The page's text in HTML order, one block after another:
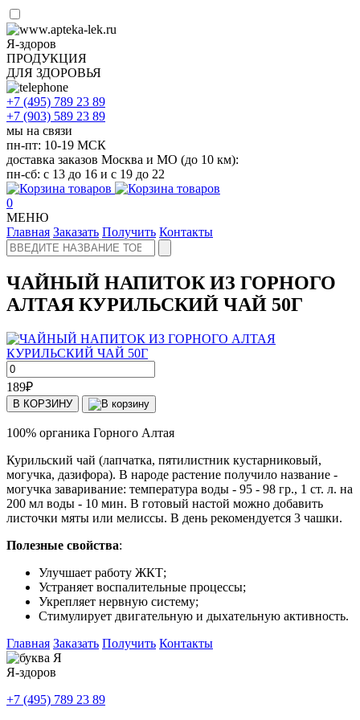
Я-здоров
ПРОДУКЦИЯ
ДЛЯ ЗДОРОВЬЯ
+7 (495) 789 23 89
+7 (903) 589 23 89
мы на связи
пн-пт: 10-19 МСК
доставка заказов Москва и МО (до 10 км):
пн-сб: с 13 до 16 и с 19 до 22
0
МЕНЮ
Главная Заказать Получить Контакты
ЧАЙНЫЙ НАПИТОК ИЗ ГОРНОГО
АЛТАЯ КУРИЛЬСКИЙ ЧАЙ 50Г
189₽
В КОРЗИНУ
100% органика Горного Алтая
Курильский чай (лапчатка, пятилистник кустарниковый,
могучка, дазифора). В народе растение получило название -
могучка заваривание: температура воды - 95 - 98 гр., 1 ст. л. на
200 мл воды - 10 мин. В готовый настой можно добавить
листочки мяты или мелиссы. В день рекомендуется 3 чашки.
Полезные свойства:
Улучшает работу ЖКТ;
Устраняет воспалительные процессы;
Укрепляет нервную систему;
Стимулирует двигательную и дыхательную активность.
Главная Заказать Получить Контакты
Я-здоров
+7 (495) 789 23 89